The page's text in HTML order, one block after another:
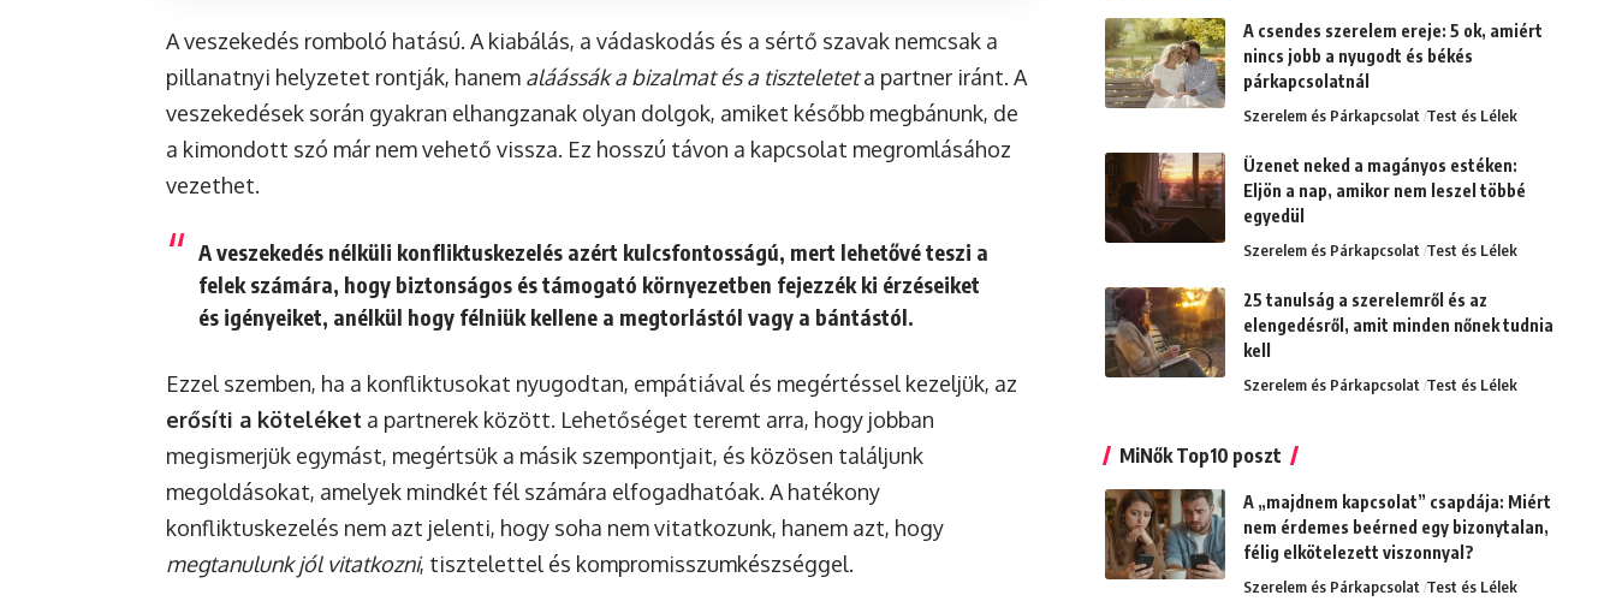
A veszekedés romboló hatású. A kiabálás, a vádaskodás és a sértő szavak nemcsak a
pillanatnyi helyzetet rontják, hanem aláássák a bizalmat és a tiszteleteta partner iránt. A
veszekedések során gyakran elhangzanak olyan dolgok, amiket később megbánunk, de
a kimondott szó már nem vehető vissza. Ez hosszú távon a kapcsolat megromlásához
vezethet.
A veszekedés nélküli konfliktuskezelés azért kulcsfontosságú, mert lehetővé teszi a
felek számára, hogy biztonságos és támogató környezetben fejezzék ki érzéseiket
és igényeiket, anélkül hogy félniük kellene a megtorlástól vagy a bántástól.
Ezzel szemben, ha a konfliktusokat nyugodtan, empátiával és megértéssel kezeljük, az
erősíti a köteléket a partnerek között. Lehetőséget teremt arra, hogy jobban
megismerjük egymást, megértsük a másik szempontjait, és közösen találjunk
megoldásokat, amelyek mindkét fél számára elfogadhatóak. A hatékony
konfliktuskezelés nem azt jelenti, hogy soha nem vitatkozunk, hanem azt, hogy
megtanulunk jól vitatkozni, tisztelettel és kompromisszumkészséggel.
A csendes szerelem ereje: 5 ok, amiért
nincs jobb a nyugodt és békés
párkapcsolatnál
Szerelem és Párkapcsolat Test és Lélek
Üzenet neked a magányos estéken:
Eljön a nap, amikor nem leszel többé
egyedül
Szerelem és Párkapcsolat Test és Lélek
25 tanulság a szerelemről és az
elengedésről, amit minden nőnek tudnia
kell
Szerelem és Párkapcsolat Test és Lélek
MiNők Top10 poszt
A „majdnem kapcsolat” csapdája: Miért
nem érdemes beérned egy bizonytalan,
félig elkötelezett viszonnyal?
Szerelem és Párkapcsolat Test és Lélek